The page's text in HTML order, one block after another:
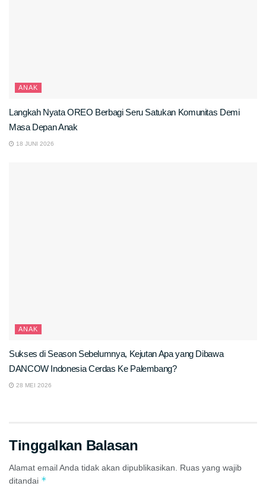
ANAK
Langkah Nyata OREO Berbagi Seru Satukan Komunitas Demi
Masa Depan Anak
18 JUNI 2026
ANAK
Sukses di Season Sebelumnya, Kejutan Apa yang Dibawa
DANCOW Indonesia Cerdas Ke Palembang?
28 MEI 2026
Tinggalkan Balasan
Alamat email Anda tidak akan dipublikasikan.
Ruas yang wajib
ditandai *